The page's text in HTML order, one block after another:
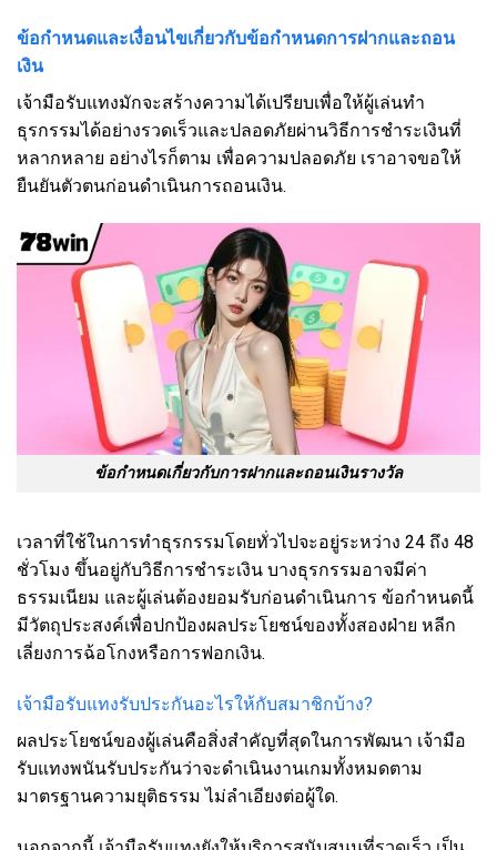
ข้อกำหนดและเงื่อนไขเกี่ยวกับข้อกำหนดการฝากและถอน
เงิน
เจ้ามือรับแทงมักจะสร้างความได้เปรียบเพื่อให้ผู้เล่นทำ
ธุรกรรมได้อย่างรวดเร็วและปลอดภัยผ่านวิธีการชำระเงินที่
หลากหลาย อย่างไรก็ตาม เพื่อความปลอดภัย เราอาจขอให้
ยืนยันตัวตนก่อนดำเนินการถอนเงิน.
ข้อกำหนดเกี่ยวกับการฝากและถอนเงินรางวัล
เวลาที่ใช้ในการทำธุรกรรมโดยทั่วไปจะอยู่ระหว่าง 24 ถึง 48
ชั่วโมง ขึ้นอยู่กับวิธีการชำระเงิน บางธุรกรรมอาจมีค่า
ธรรมเนียม และผู้เล่นต้องยอมรับก่อนดำเนินการ ข้อกำหนดนี้
มีวัตถุประสงค์เพื่อปกป้องผลประโยชน์ของทั้งสองฝ่าย หลีก
เลี่ยงการฉ้อโกงหรือการฟอกเงิน.
เจ้ามือรับแทงรับประกันอะไรให้กับสมาชิกบ้าง?
ผลประโยชน์ของผู้เล่นคือสิ่งสำคัญที่สุดในการพัฒนา เจ้ามือ
รับแทงพนันรับประกันว่าจะดำเนินงานเกมทั้งหมดตาม
มาตรฐานความยุติธรรม ไม่ลำเอียงต่อผู้ใด.